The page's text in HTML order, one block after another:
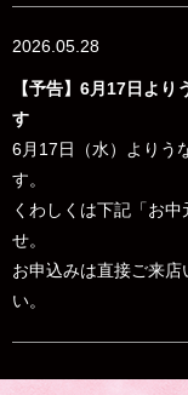
2026.05.28
【予告】6月17日よ
す
6月17日（水）よりう
す。
くわしくは下記「お
せ。
お申込みは直接ご来
い。